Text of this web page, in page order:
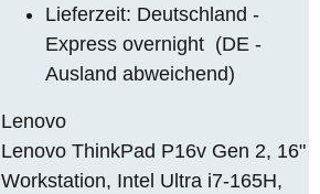
Lieferzeit: Deutschland -
Express overnight (DE -
Ausland abweichend)
Lenovo
Lenovo ThinkPad P16v Gen 2, 16"
Workstation, Intel Ultra i7-165H,